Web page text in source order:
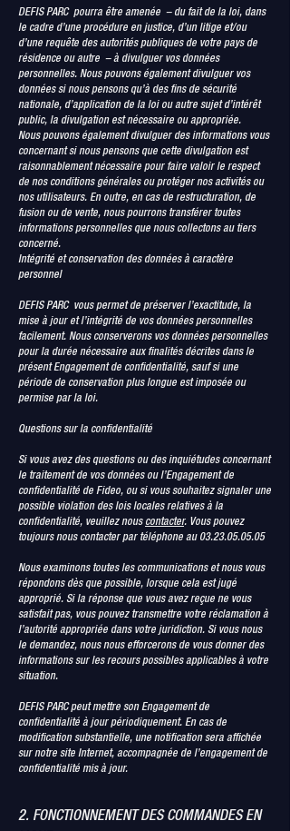
DEFIS PARC pourra être amenée – du fait de la loi, dans
le cadre d’une procédure en justice, d’un litige et/ou
d’une requête des autorités publiques de votre pays de
résidence ou autre – à divulguer vos données
personnelles. Nous pouvons également divulguer vos
données si nous pensons qu’à des fins de sécurité
nationale, d’application de la loi ou autre sujet d’intérêt
public, la divulgation est nécessaire ou appropriée.
Nous pouvons également divulguer des informations vous
concernant si nous pensons que cette divulgation est
raisonnablement nécessaire pour faire valoir le respect
de nos conditions générales ou protéger nos activités ou
nos utilisateurs. En outre, en cas de restructuration, de
fusion ou de vente, nous pourrons transférer toutes
informations personnelles que nous collectons au tiers
concerné.
Intégrité et conservation des données à caractère
personnel
DEFIS PARC vous permet de préserver l’exactitude, la
mise à jour et l’intégrité de vos données personnelles
facilement. Nous conserverons vos données personnelles
pour la durée nécessaire aux finalités décrites dans le
présent Engagement de confidentialité, sauf si une
période de conservation plus longue est imposée ou
permise par la loi.
Questions sur la confidentialité
Si vous avez des questions ou des inquiétudes concernant
le traitement de vos données ou l’Engagement de
confidentialité de Fideo, ou si vous souhaitez signaler une
possible violation des lois locales relatives à la
confidentialité, veuillez nous contacter. Vous pouvez
toujours nous contacter par téléphone au 03.23.05.05.05
Nous examinons toutes les communications et nous vous
répondons dès que possible, lorsque cela est jugé
approprié. Si la réponse que vous avez reçue ne vous
satisfait pas, vous pouvez transmettre votre réclamation à
l’autorité appropriée dans votre juridiction. Si vous nous
le demandez, nous nous efforcerons de vous donner des
informations sur les recours possibles applicables à votre
situation.
DEFIS PARC peut mettre son Engagement de
confidentialité à jour périodiquement. En cas de
modification substantielle, une notification sera affichée
sur notre site Internet, accompagnée de l’engagement de
confidentialité mis à jour.
2. FONCTIONNEMENT DES COMMANDES EN